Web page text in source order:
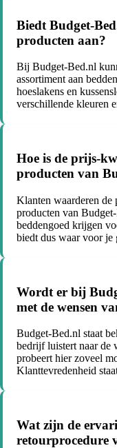
Biedt Budget-
producten aan?
Bij Budget-Bed.nl
assortiment aan
hoeslakens en
verschillende kleuren
Hoe is de prijs-
producten van
Klanten waarderen
producten van
beddengoed krijgen
biedt dus waar voor je
Wordt er bij
met de wensen
Budget-Bed.nl staat
bedrijf luistert naar de
probeert hier zoveel
Klanttevredenheid
Wat zijn de
retourprocedure